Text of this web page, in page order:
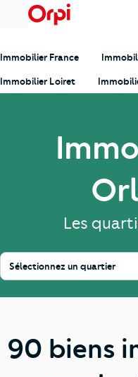
menu
Immobilier France
Immobilier Loiret
Les
Sélectionnez un quartier
90 biens